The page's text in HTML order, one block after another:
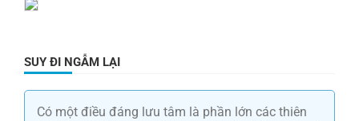
SUY ĐI NGẪM LẠI
Có một điều đáng lưu tâm là phần lớn các thiên